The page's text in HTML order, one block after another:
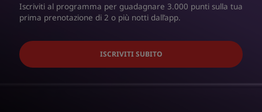
Iscriviti al programma per guadagnare 3.000 punti sulla tua
prima prenotazione di 2 o più notti dall’app.
ISCRIVITI SUBITO